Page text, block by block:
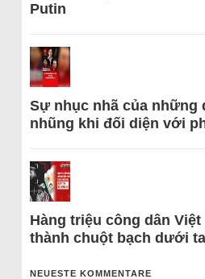
Putin
Sự nhục nhã của những
nhũng khi đối diện với
Hàng triệu công dân
thành chuột bạch dưới
NEUESTE KOMMENTARE